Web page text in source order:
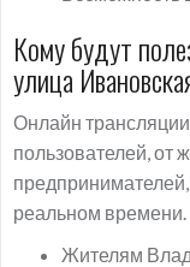
Кому будут
улица
Онлайн
пользователей, от
реальном времени.
Жителям